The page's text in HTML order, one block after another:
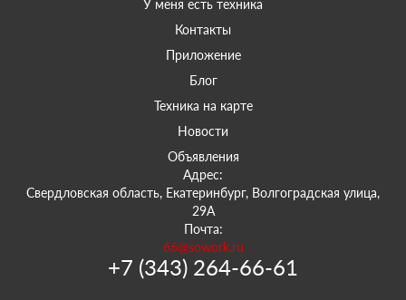
У меня есть техника
Контакты
Приложение
Блог
Техника на карте
Новости
Объявления
Адрес:
Свердловская область, Екатеринбург, Волгоградская улица,
29А
Почта:
66@sowork.ru
+7 (343) 264-66-61